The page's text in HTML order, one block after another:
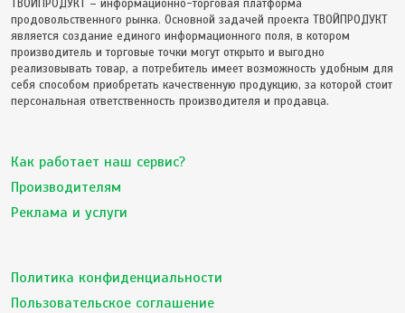
ТВОЙПРОДУКТ – информационно-торговая платформа
продовольственного рынка. Основной задачей проекта ТВОЙПРОДУКТ
является создание единого информационного поля, в котором
производитель и торговые точки могут открыто и выгодно
реализовывать товар, а потребитель имеет возможность удобным для
себя способом приобретать качественную продукцию, за которой стоит
персональная ответственность производителя и продавца.
Как работает наш сервис?
Производителям
Реклама и услуги
Политика конфиденциальности
Пользовательское соглашение